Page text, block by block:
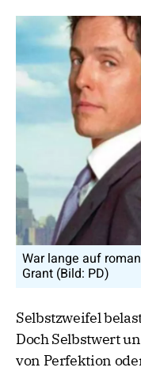
War lange auf
Grant (Bild: PD)
Selbstzweifel
Doch Selbstwert
von Perfektion